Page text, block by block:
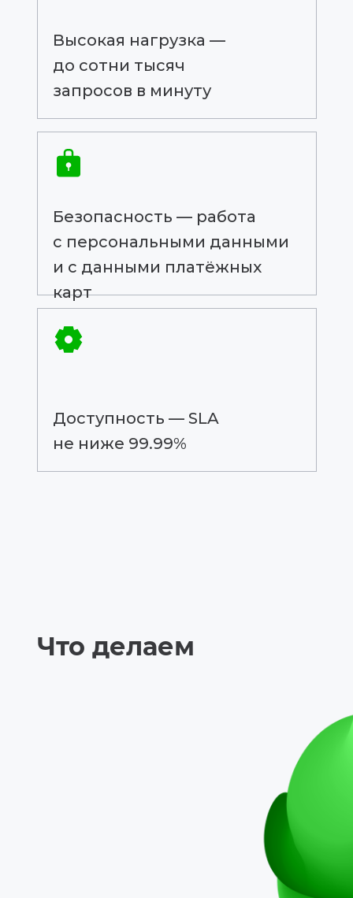
Высокая нагрузка —
до сотни тысяч
запросов в минуту
Безопасность — работа
с персональными данными
и с данными платёжных
карт
Доступность — SLA
не ниже 99.99%
Что делаем